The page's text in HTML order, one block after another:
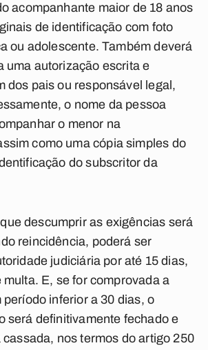
acompanhante maior de 18 anos
de identificação com foto
ou adolescente. Também deverá
uma autorização escrita e
dos pais ou responsável legal,
o nome da pessoa
o menor na
como uma cópia simples do
do subscritor da
descumprir as exigências será
reincidência, poderá ser
judiciária por até 15 dias,
E, se for comprovada a
inferior a 30 dias, o
será definitivamente fechado e
nos termos do artigo 250